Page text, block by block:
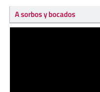
A sorbos y bocados